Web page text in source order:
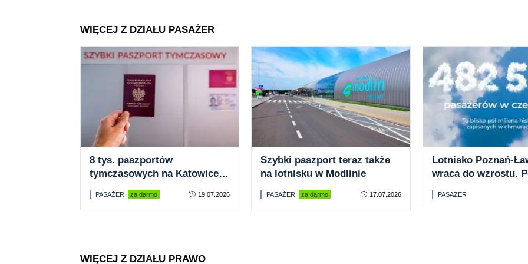
WIĘCEJ Z DZIAŁU PASAŻER
8 tys. paszportów
tymczasowych na Katowice
Airport. Punkt działa od
dwóch lat
PASAŻER za darmo 19.07.2026
Szybki paszport teraz także
na lotnisku w Modlinie
PASAŻER za darmo 17.07.2026
Lotnisko Poznań-
wraca do wzrostu.
PASAŻER
WIĘCEJ Z DZIAŁU PRAWO